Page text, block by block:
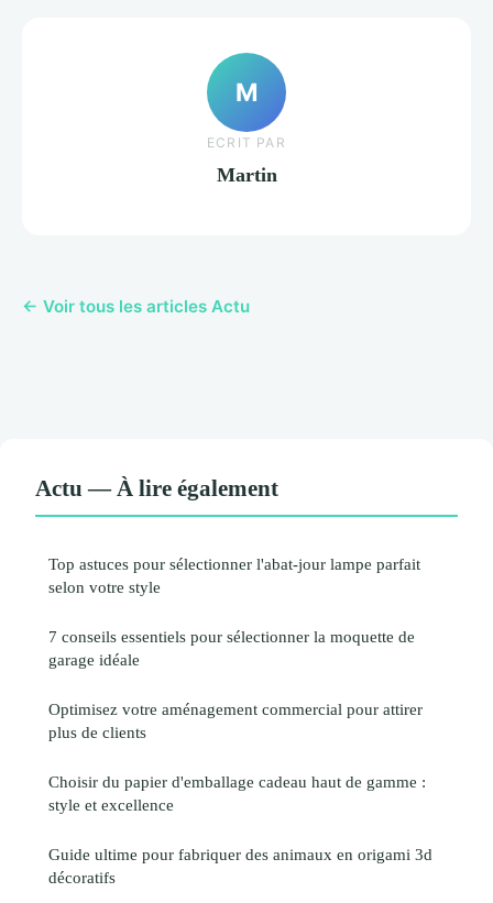
M
ECRIT PAR
Martin
← Voir tous les articles Actu
Actu — À lire également
Top astuces pour sélectionner l'abat-jour lampe parfait
selon votre style
7 conseils essentiels pour sélectionner la moquette de
garage idéale
Optimisez votre aménagement commercial pour attirer
plus de clients
Choisir du papier d'emballage cadeau haut de gamme :
style et excellence
Guide ultime pour fabriquer des animaux en origami 3d
décoratifs